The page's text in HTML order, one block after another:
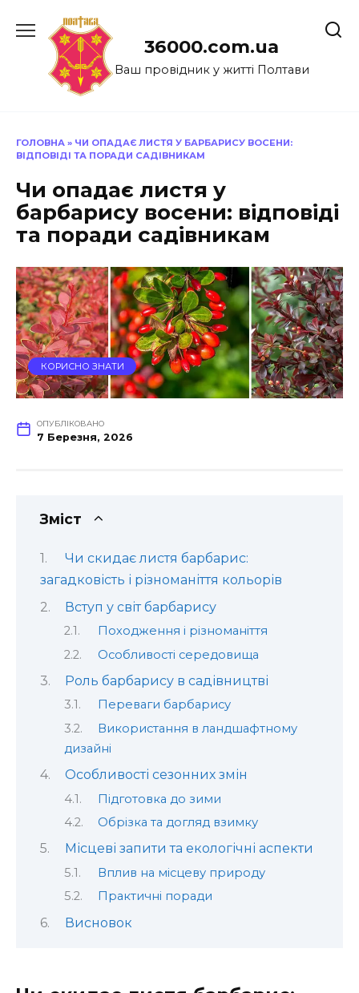
до
36000.com.ua
Ваш провідник у житті Полтави
ГОЛОВНА » ЧИ ОПАДАЄ ЛИСТЯ У БАРБАРИСУ ВОСЕНИ:
ВІДПОВІДІ ТА ПОРАДИ САДІВНИКАМ
Чи опадає листя у
барбарису восени: відповіді
та поради садівникам
КОРИСНО ЗНАТИ
ОПУБЛІКОВАНО
7 Березня, 2026
Зміст
Чи скидає листя барбарис:
загадковість і різноманіття кольорів
Вступ у світ барбарису
Походження і різноманіття
Особливості середовища
Роль барбарису в садівництві
Переваги барбарису
Використання в ландшафтному
дизайні
Особливості сезонних змін
Підготовка до зими
Обрізка та догляд взимку
Місцеві запити та екологічні аспекти
Вплив на місцеву природу
Практичні поради
Висновок